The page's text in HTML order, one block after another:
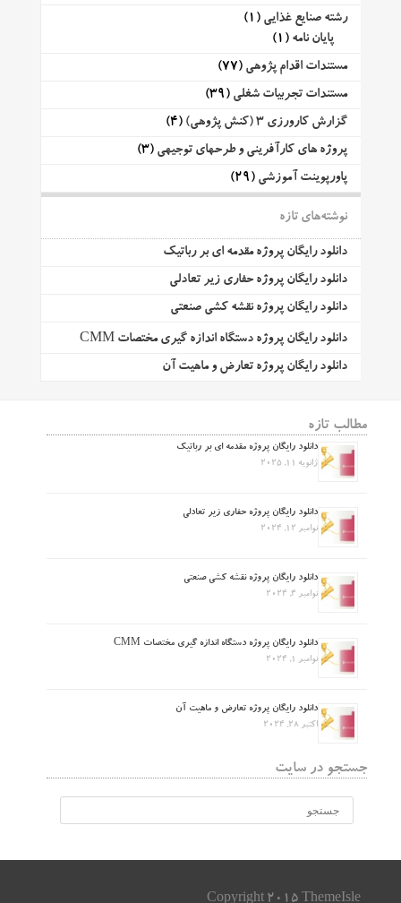
رشته صنایع غذایی (1)
پایان نامه (1)
مستندات اقدام پژوهی (77)
مستندات تجربیات شغلی (39)
گزارش کارورزی 3 (کنش پژوهی)
(4)
پروژه های کارآفرینی و طرحهای توجیهی (3)
پاورپوینت آموزشی (29)
نوشته‌های تازه
دانلود رایگان پروژه مقدمه ای بر رباتیک
دانلود رایگان پروژه حفاری زیر تعادلی
دانلود رایگان پروژه نقشه کشی صنعتی
دانلود رایگان پروژه دستگاه اندازه گیری مختصات CMM
دانلود رایگان پروژه تعارض و ماهیت آن
مطالب تازه
دانلود رایگان پروژه مقدمه ای بر رباتیک
ژانویه 11, 2025
دانلود رایگان پروژه حفاری زیر تعادلی
نوامبر 12, 2024
دانلود رایگان پروژه نقشه کشی صنعتی
نوامبر 4, 2024
دانلود رایگان پروژه دستگاه اندازه گیری مختصات CMM
نوامبر 1, 2024
دانلود رایگان پروژه تعارض و ماهیت آن
اکتبر 28, 2024
جستجو در سایت
Copyright 2015 ThemeIsle